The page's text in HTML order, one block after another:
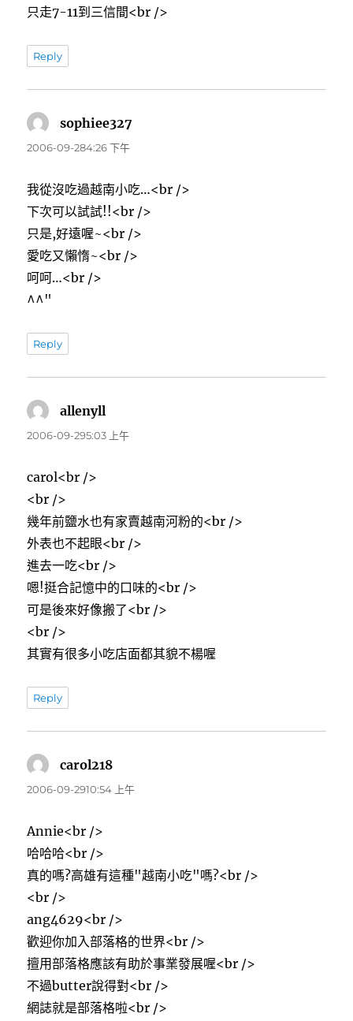
只走7-11到三信間<br />
Reply
sophiee327
2006-09-284:26 下午
我從沒吃過越南小吃…<br />
下次可以試試!!<br />
只是,好遠喔~<br />
愛吃又懶惰~<br />
呵呵…<br />
^^"
Reply
allenyll
示:
2006-09-295:03 上午
carol<br />
<br />
幾年前鹽水也有家賣越南河粉的<br />
外表也不起眼<br />
進去一吃<br />
嗯!挺合記憶中的口味的<br />
可是後來好像搬了<br />
<br />
其實有很多小吃店面都其貌不楊喔
Reply
carol218
示:
2006-09-2910:54 上午
Annie<br />
哈哈哈<br />
真的嗎?高雄有這種"越南小吃"嗎?<br />
<br />
ang4629<br />
歡迎你加入部落格的世界<br />
擅用部落格應該有助於事業發展喔<br />
不過butter說得對<br />
網誌就是部落格啦<br />